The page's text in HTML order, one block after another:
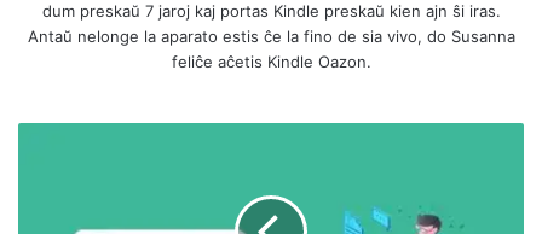
dum preskaŭ 7 jaroj kaj portas Kindle preskaŭ kien ajn ŝi iras.
Antaŭ nelonge la aparato estis ĉe la fino de sia vivo, do Susanna
feliĉe aĉetis Kindle Oazon.